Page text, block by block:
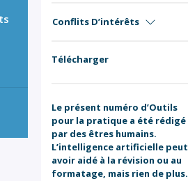
Conflits D’intérêts
Télécharger
Le présent numéro d’Outils
pour la pratique a été rédigé
par des êtres humains.
L’intelligence artificielle peut
avoir aidé à la révision ou au
formatage, mais rien de plus.